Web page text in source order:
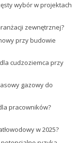
wybór w projektach
zewnętrznej?
przy budowie
cudzoziemca przy
gazowy do
pracowników?
w 2025?